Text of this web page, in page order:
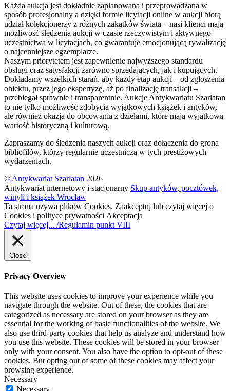
Każda aukcja jest dokładnie zaplanowana i przeprowadzana w
sposób profesjonalny a dzięki formie licytacji online w aukcji biorą
udział kolekcjonerzy z różnych zakątków świata – nasi klienci mają
możliwość śledzenia aukcji w czasie rzeczywistym i aktywnego
uczestnictwa w licytacjach, co gwarantuje emocjonującą rywalizację
o najcenniejsze egzemplarze.
Naszym priorytetem jest zapewnienie najwyższego standardu
obsługi oraz satysfakcji zarówno sprzedających, jak i kupujących.
Dokładamy wszelkich starań, aby każdy etap aukcji – od zgłoszenia
obiektu, przez jego ekspertyzę, aż po finalizację transakcji –
przebiegał sprawnie i transparentnie. Aukcje Antykwariatu Szarlatan
to nie tylko możliwość zdobycia wyjątkowych książek i antyków,
ale również okazja do obcowania z dziełami, które mają wyjątkową
wartość historyczną i kulturową.
Zapraszamy do śledzenia naszych aukcji oraz dołączenia do grona
bibliofilów, którzy regularnie uczestniczą w tych prestiżowych
wydarzeniach.
© Antykwariat Szarlatan 2026
Antykwariat internetowy i stacjonarny Skup antyków, pocztówek,
winyli i książek Wrocław
Ta strona używa plików Cookies. Zaakceptuj lub czytaj więcej o
Cookies i polityce prywatności Akceptacja
Czytaj więcej... /Regulamin punkt VIII
Close
Privacy Overview
This website uses cookies to improve your experience while you
navigate through the website. Out of these, the cookies that are
categorized as necessary are stored on your browser as they are
essential for the working of basic functionalities of the website. We
also use third-party cookies that help us analyze and understand how
you use this website. These cookies will be stored in your browser
only with your consent. You also have the option to opt-out of these
cookies. But opting out of some of these cookies may affect your
browsing experience.
Necessary